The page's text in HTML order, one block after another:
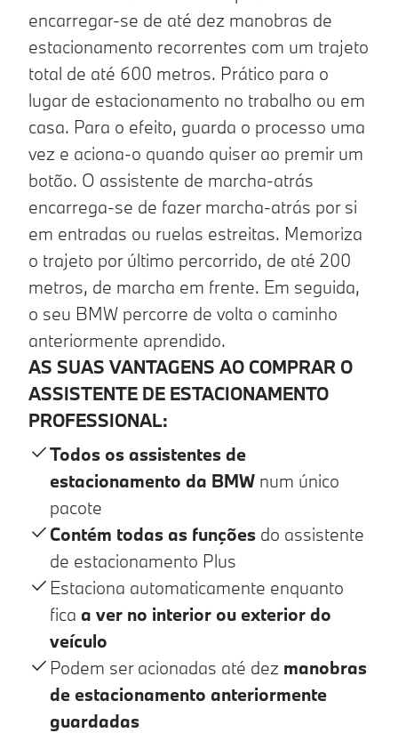
encarregar-se de até dez manobras de
estacionamento recorrentes com um trajeto
total de até 600 metros. Prático para o
lugar de estacionamento no trabalho ou em
casa. Para o efeito, guarda o processo uma
vez e aciona-o quando quiser ao premir um
botão. O assistente de marcha-atrás
encarrega-se de fazer marcha-atrás por si
em entradas ou ruelas estreitas. Memoriza
o trajeto por último percorrido, de até 200
metros, de marcha em frente. Em seguida,
o seu BMW percorre de volta o caminho
anteriormente aprendido.
AS SUAS VANTAGENS AO COMPRAR O
ASSISTENTE DE ESTACIONAMENTO
PROFESSIONAL:
Todos os assistentes de
estacionamento da BMW num único
pacote
Contém todas as funções do assistente
de estacionamento Plus
Estaciona automaticamente enquanto
fica a ver no interior ou exterior do
veículo
Podem ser acionadas até dez manobras
de estacionamento anteriormente
guardadas